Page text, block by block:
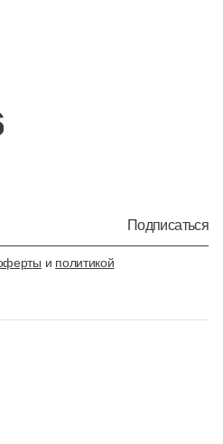
Подписаться
и политикой